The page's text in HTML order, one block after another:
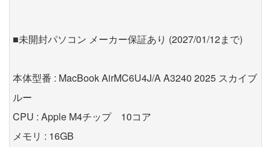
■未開封パソコン メーカー保証あり (2027/01/12まで)
本体型番 : MacBook AirMC6U4J/A A3240 2025 スカイブ
ルー
CPU : Apple M4チップ 10コア
メモリ : 16GB